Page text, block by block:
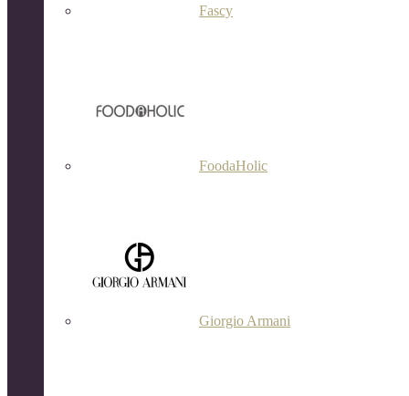
Fascy
FoodaHolic
Giorgio Armani